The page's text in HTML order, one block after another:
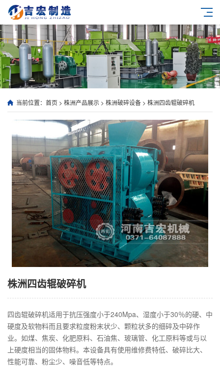
当前位置： 首页 > 株洲产品展示 > 株洲破碎设备 > 株洲四齿辊破碎机
株洲四齿辊破碎机
四齿辊破碎机适用于抗压强度小于240Mpa、湿度小于30％的硬、中
硬度及软物料而且要求粒度粉末状少、颗粒状多的细碎及中碎作
业。如煤、焦炭、化肥原料、石油焦、玻璃管、化工原料等或与以
上硬度相当的固体物料。本设备具有使用维修费特低、破碎比大、
性能可靠、粉尘少、噪音低等特点。